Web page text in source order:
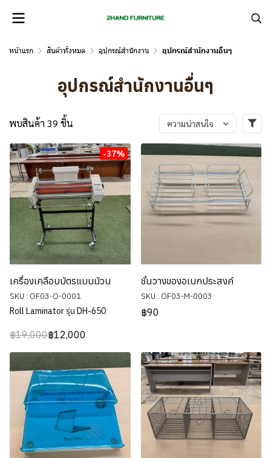
หน้าแรก สินค้าทั้งหมด อุปกรณ์สำนักงาน อุปกรณ์สำนักงานอื่นๆ
อุปกรณ์สำนักงานอื่นๆ
พบสินค้า 39 ชิ้น ความน่าสนใจ
-37%
เครื่องเคลือบบัตรแบบม้วน
SKU : OF03-O-0001
Roll Laminator รุ่น DH-650
฿19,000฿12,000
ชั้นวางของอเนกประสงค์
SKU : OF03-M-0003
฿90